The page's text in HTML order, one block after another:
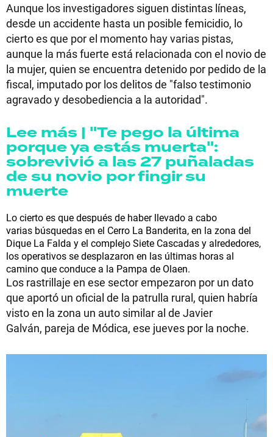
Aunque los investigadores siguen distintas líneas,
desde un accidente hasta un posible femicidio, lo
cierto es que por el momento hay varias pistas,
aunque la más fuerte está relacionada con el novio de
la mujer, quien se encuentra detenido por pedido de la
fiscal, imputado por los delitos de "falso testimonio
agravado y desobediencia a la autoridad".
Lee más | "Te pego la última
porque ya estás muerta":
sobrevivió a las 27 puñaladas
de su novio por fingir su
muerte
Lo cierto es que después de haber llevado a cabo
varias búsquedas en el Cerro La Banderita, en la zona del
Dique La Falda y el complejo Siete Cascadas y alrededores,
los operativos se desplazaron en las últimas horas al
camino que conduce a la Pampa de Olaen.
Los rastrillaje en ese sector empezaron por un dato
que aportó un oficial de la patrulla rural, quien habría
visto en la zona un auto similar al de Javier
Galván, pareja de Módica, ese jueves por la noche.